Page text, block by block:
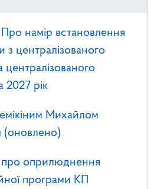
намір встановлення
з централізованого
централізованого
2027 рік
Михайлом
(оновлено)
оприлюднення
програми КП